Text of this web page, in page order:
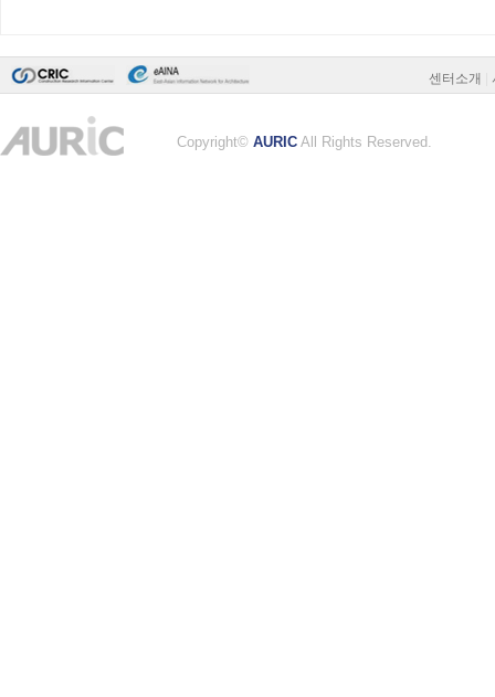
센터소개
Copyright© AURIC All Rights Reserved.